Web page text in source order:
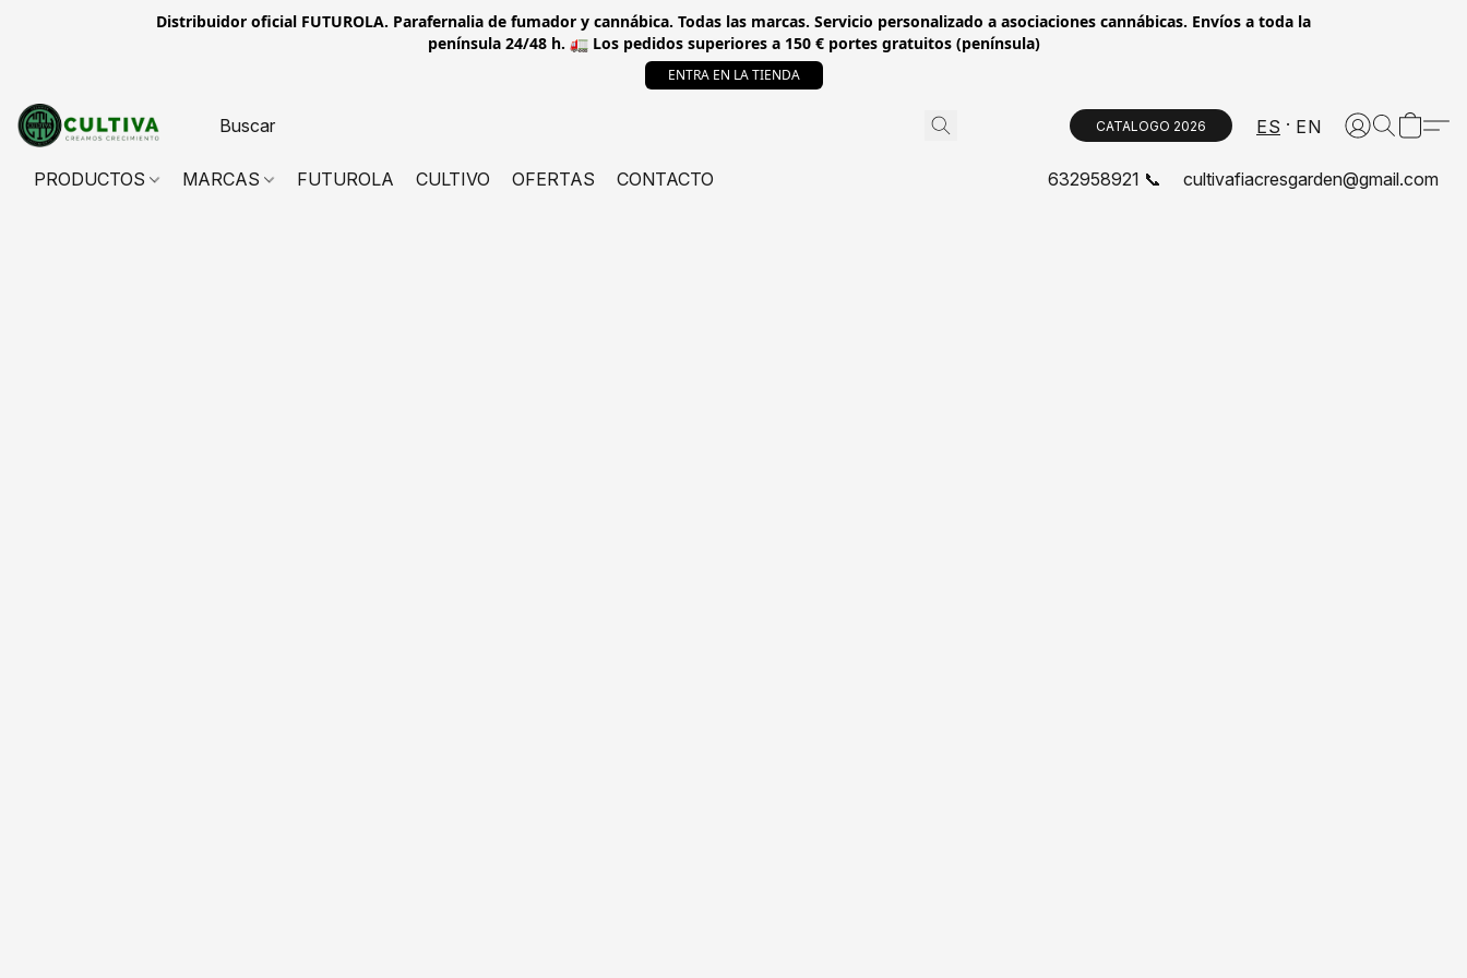
Distribuidor oficial FUTUROLA. Parafernalia de fumador y cannábica. Todas las marcas. Servicio personalizado a asociaciones cannábicas. Envíos a toda la
península 24/48 h. 🚛 Los pedidos superiores a 150 € portes gratuitos (península)
ENTRA EN LA TIENDA
CATALOGO 2026 ES EN
PRODUCTOS MARCAS FUTUROLA CULTIVO OFERTAS CONTACTO 632958921 📞 cultivafiacresgarden@gmail.com